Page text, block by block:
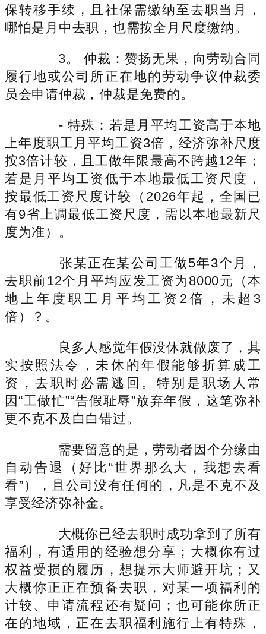
保转移手续，且社保需缴纳至去职当月，
哪怕是月中去职，也需按全月尺度缴纳。
3。 仲裁：赞扬无果，向劳动合同
履行地或公司所正在地的劳动争议仲裁委
员会申请仲裁，仲裁是免费的。
- 特殊：若是月平均工资高于本地
上年度职工月平均工资3倍，经济弥补尺度
按3倍计较，且工做年限最高不跨越12年；
若是月平均工资低于本地最低工资尺度，
按最低工资尺度计较（2026年起，全国已
有9省上调最低工资尺度，需以本地最新尺
度为准）。
张某正在某公司工做5年3个月，
去职前12个月平均应发工资为8000元（本
地上年度职工月平均工资2倍，未超3
倍）？。
良多人感觉年假没休就做废了，其
实按照法令，未休的年假能够折算成工
资，去职时必需逃回。特别是职场人常
因“工做忙”“告假耻辱”放弃年假，这笔弥补
更不克不及白白错过。
需要留意的是，劳动者因个分缘由
自动告退（好比“世界那么大，我想去看
看”），且公司没有任何的，凡是不克不及
享受经济弥补金。
大概你已经去职时成功拿到了所有
福利，有适用的经验想分享；大概你有过
权益受损的履历，想提示大师避开坑；又
大概你正正在预备去职，对某一项福利的
计较、申请流程还有疑问；也可能你所正
在的地域，正在去职福利施行上有特殊，